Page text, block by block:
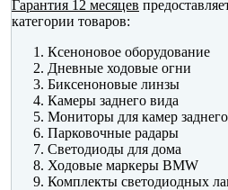
Гарантия 12 месяцев
категории товаров:
Ксеноновое оборудование
Дневные ходовые огни
Биксеноновые линзы
Камеры заднего вида
Мониторы для камер
Парковочные радары
Светодиоды для дома
Ходовые маркеры BMW
Комплекты светодиодных